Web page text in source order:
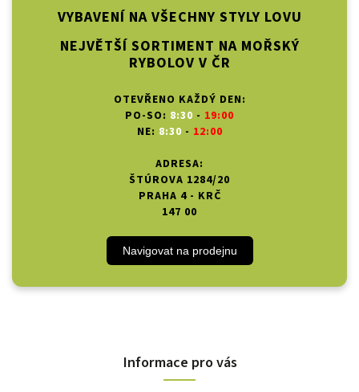
VYBAVENÍ NA VŠECHNY STYLY LOVU
NEJVĚTŠÍ SORTIMENT NA MOŘSKÝ
RYBOLOV V ČR
OTEVŘENO KAŽDÝ DEN:
PO-SO: 8:30 - 19:00
NE: 8:30 - 12:00
ADRESA:
ŠTÚROVA 1284/20
PRAHA 4 - KRČ
147 00
Navigovat na prodejnu
Informace pro vás